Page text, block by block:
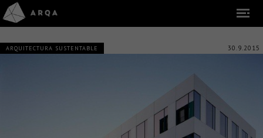
ARQUITECTURA SUSTENTABLE 30.9.2015